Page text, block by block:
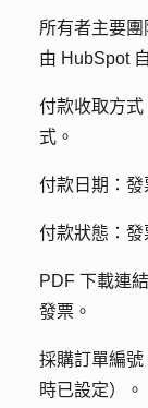
所有者主要團
由 HubSpot
付款收取方式
式。
付款日期： 發
付款狀態： 發
PDF 下載連結
發票。
採購訂單編號
時已設定）。